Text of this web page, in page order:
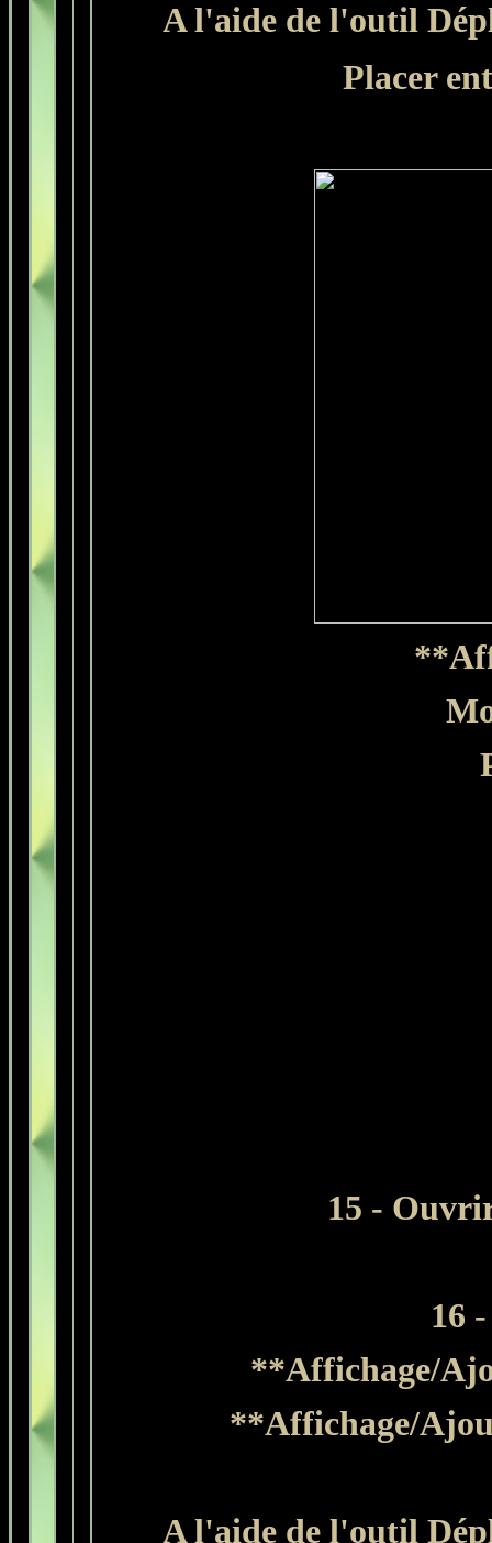
A l'aide de l'outil
Placer
15 -
16
**Affichage/
**Affichage/
A l'aide de l'outil